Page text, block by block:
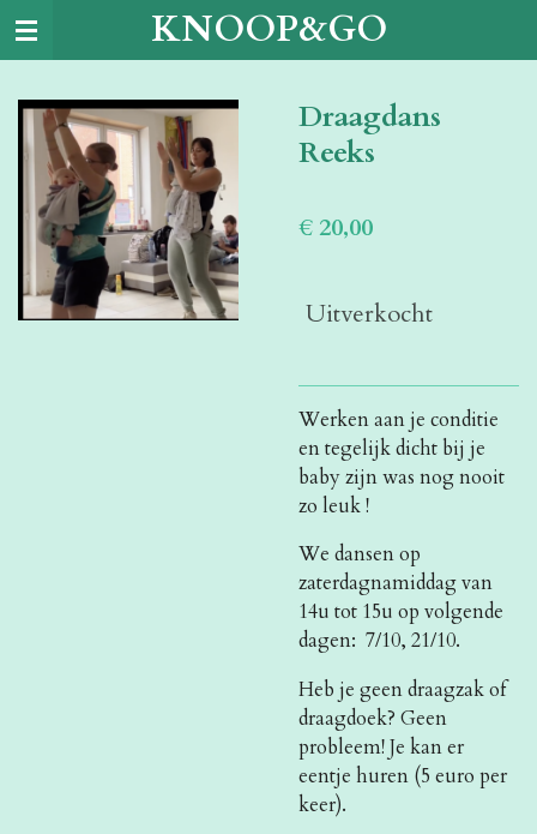
Ga
de
hoofdinhoud
KNOOP&GO
Draagdans
Reeks
€ 20,00
Uitverkocht
Werken aan je conditie
en tegelijk dicht bij je
baby zijn was nog nooit
zo leuk!
We dansen op
zaterdagnamiddag van
14u tot 15u op volgende
dagen: 7/10, 21/10.
Heb je geen draagzak of
draagdoek? Geen
probleem! Je kan er
eentje huren (5 euro per
keer).